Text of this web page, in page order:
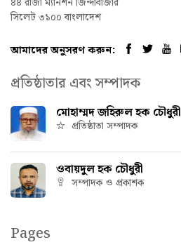
সিলেট ৩১০০ বাংলাদেশ
আমাদের অনুসরণ করুন:
প্রতিষ্ঠাতার এবং সম্পাদক
মোহাম্মদ জহিরুল হক চৌধুরী
প্রতিষ্ঠাতা সম্পাদক
ওবায়দুল হক চৌধুরী
সম্পাদক ও প্রকাশক
Pages